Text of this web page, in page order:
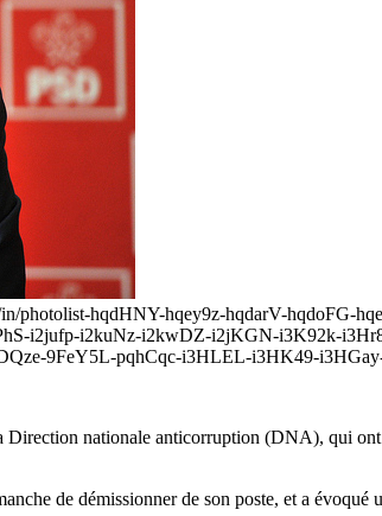
photolist-hqdHNY-hqey9z-hqdarV-hqdoFG-
i2jufp-i2kuNz-i2kwDZ-i2jKGN-i3K92k-
9FeY5L-pqhCqc-i3HLEL-i3HK49-
nationale anticorruption (DNA), qui ont
de démissionner de son poste, et a